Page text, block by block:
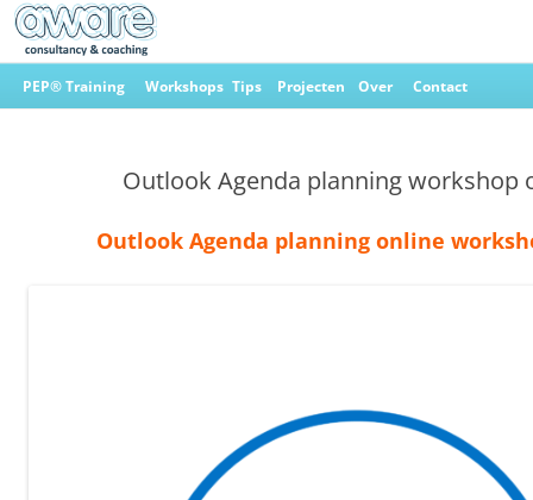
Ga
naar
PEP® Training Workshops Tips Projecten Over Contact
Outlook Agenda planning workshop
Outlook Agenda planning online